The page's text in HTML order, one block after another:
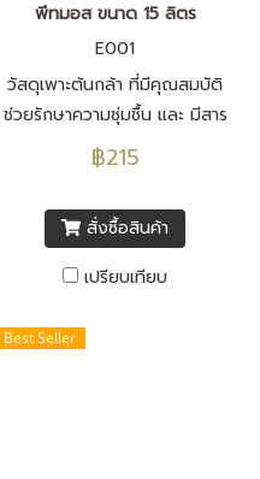
พีทมอส ขนาด 15 ลิตร
E001
วัสดุเพาะต้นกล้า ที่มีคุณสมบัติ
ช่วยรักษาความชุ่มชื้น และ มีสาร
อาหารที่เพียงพอต่อการเพาะต้น
กล้าตลอดระยะเพาะ
฿215
สั่งซื้อสินค้า
เปรียบเทียบ
Best Seller